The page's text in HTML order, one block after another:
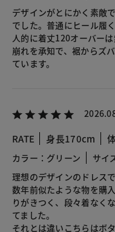
デザインがとにかく素敵
でした。普通にヒール履
人的に着丈120オーバー
崩れを承知で、裾からズ
ています。
RATE 身長170cm
カラー：グリーン
サイ
理想のデザインのドレス
数年前似たような物を購
りがきつく、段々着なく
てました。
それとは違いこちらはボ